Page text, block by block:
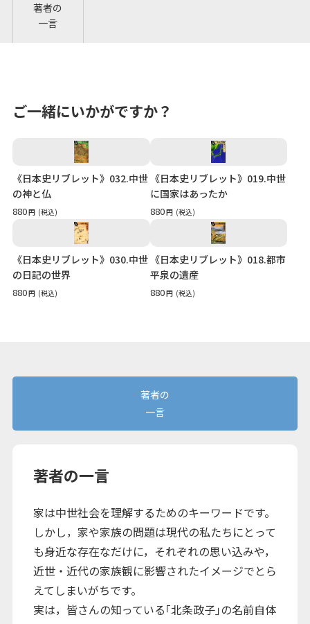
著者の
一言
ご一緒にいかがですか？
《日本史リブレット》032.中世
の神と仏
880円 (税込)
《日本史リブレット》019.中世
に国家はあったか
880円 (税込)
《日本史リブレット》030.中世
の日記の世界
880円 (税込)
《日本史リブレット》018.都市
平泉の遺産
880円 (税込)
著者の
一言
著者の一言
家は中世社会を理解するためのキーワードです。
しかし，家や家族の問題は現代の私たちにとって
も身近な存在なだけに，それぞれの思い込みや，
近世・近代の家族観に影響されたイメージでとら
えてしまいがちです。
実は，皆さんの知っている｢北条政子｣の名前自体